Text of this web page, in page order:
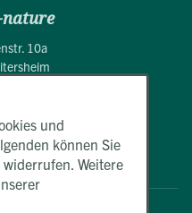
10a
50550
17:00 Uhr
und
können Sie
Weitere